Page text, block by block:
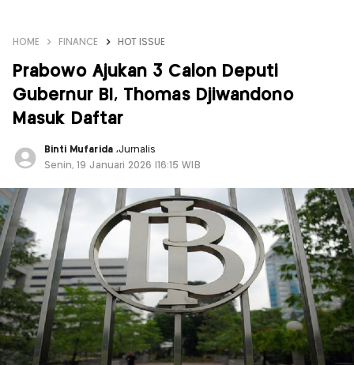
HOME FINANCE HOT ISSUE
Prabowo Ajukan 3 Calon Deputi
Gubernur BI, Thomas Djiwandono
Masuk Daftar
Binti Mufarida ,Jurnalis
Senin, 19 Januari 2026 |16:15 WIB